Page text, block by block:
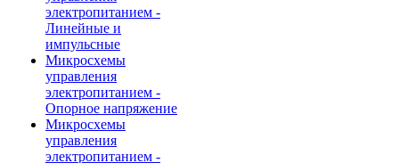
электропитанием -
Линейные и
импульсные
Микросхемы
управления
электропитанием -
Опорное напряжение
Микросхемы
управления
электропитанием -